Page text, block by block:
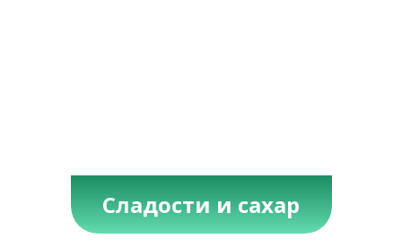
Сладости и сахар